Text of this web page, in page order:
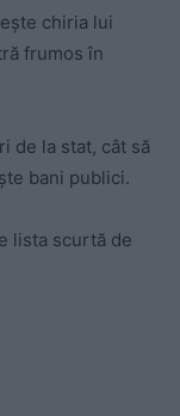
chiria lui
frumos în
de la stat, cât să
bani publici.
lista scurtă de